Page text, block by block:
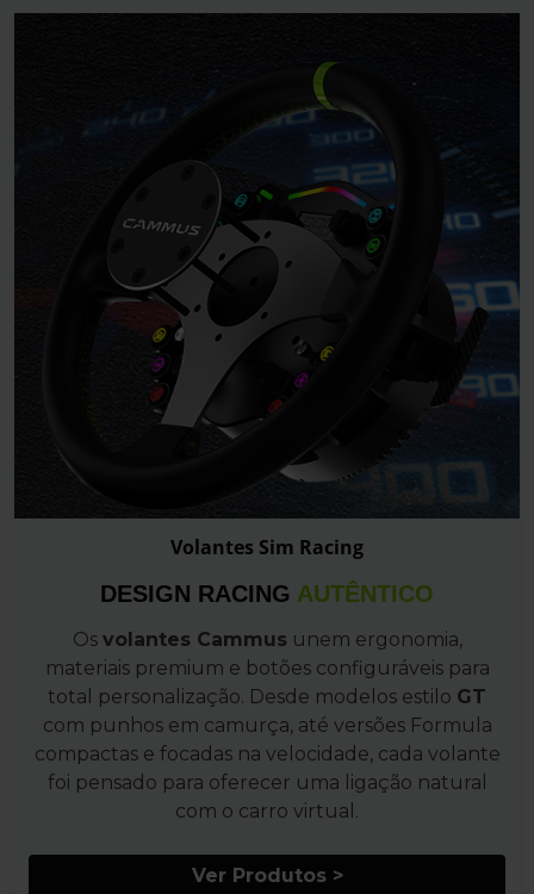
Volantes Sim Racing
DESIGN RACING AUTÊNTICO
Os volantes Cammus unem ergonomia,
materiais premium e botões configuráveis para
total personalização. Desde modelos estilo GT
com punhos em camurça, até versões Formula
compactas e focadas na velocidade, cada volante
foi pensado para oferecer uma ligação natural
com o carro virtual.
Ver Produtos >